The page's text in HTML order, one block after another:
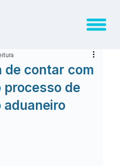
de contar com
processo de
aduaneiro